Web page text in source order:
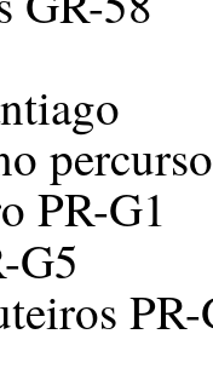
percurso
PR-G1
G5